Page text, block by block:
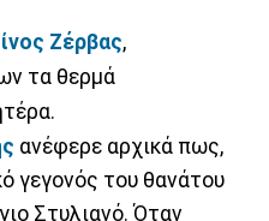
Ζέρβας,
τα θερμά
ανέφερε αρχικά πως,
γεγονός του θανάτου
Στυλιανό. Όταν